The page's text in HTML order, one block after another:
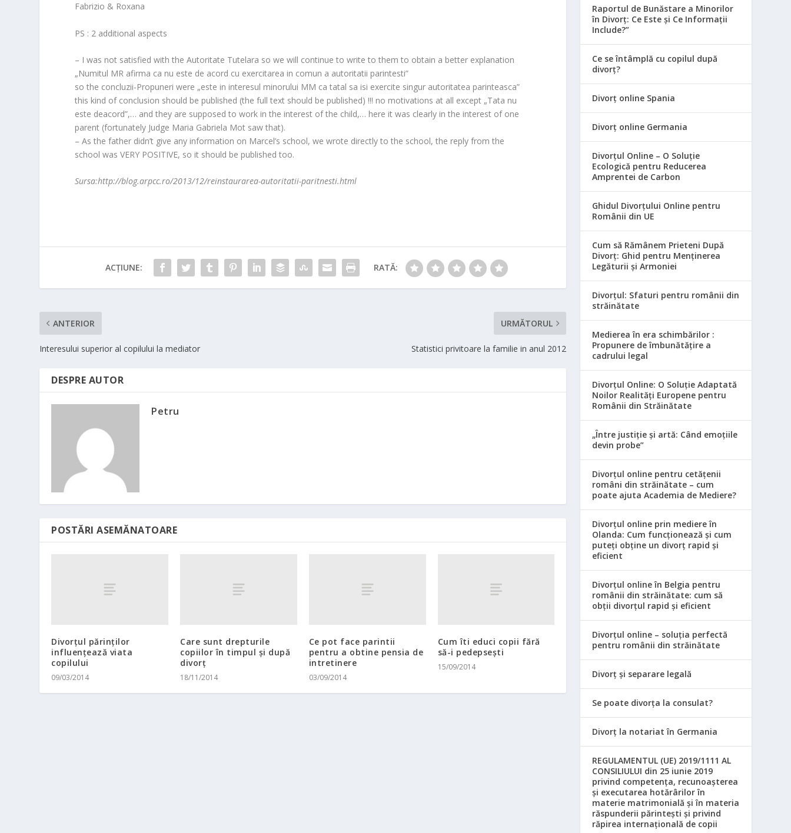
Fabrizio & Roxana
PS : 2 additional aspects
– I was not satisfied with the Autoritate Tutelara so we will continue to write to them to obtain a better explanation
„Numitul MR afirma ca nu este de acord cu exercitarea in comun a autoritatii parintesti”
so the concluzii-Propuneri were „este in interesul minorului MM ca tatal sa isi exercite singur autoritatea parinteasca”
this kind of conclusion should be published (the full text should be published) !!! no motivations at all except „Tata nu
este deacord”,… and they are supposed to work in the interest of the child,… here it was clearly in the interest of one
parent (fortunately Judge Maria Gabriela Mot saw that).
– As the father didn’t give any information on Marcel’s school, we wrote directly to the school, the reply from the
school was VERY POSITIVE, so it should be published too.
Sursa:http://blog.arpcc.ro/2013/12/reinstaurarea-autoritatii-paritnesti.html
ACȚIUNE: RATĂ:
ANTERIOR
Interesului superior al copilului la mediator
URMĂTORUL
Statistici privitoare la familie in anul 2012
DESPRE AUTOR
Petru
POSTĂRI ASEMĂNATOARE
Divorţul părinţilor
influenţează viata
copilului
09/03/2014
Care sunt drepturile
copiilor în timpul şi după
divorţ
18/11/2014
Ce pot face parintii
pentru a obtine pensia de
intretinere
03/09/2014
Cum îti educi copii fără
să-i pedepseşti
15/09/2014
Raportul de Bunăstare a Minorilor
în Divorț: Ce Este și Ce Informații
Include?”
Ce se întâmplă cu copilul după
divorț?
Divorț online Spania
Divorț online Germania
Divorțul Online – O Soluție
Ecologică pentru Reducerea
Amprentei de Carbon
Ghidul Divorțului Online pentru
Românii din UE
Cum să Rămânem Prieteni După
Divorț: Ghid pentru Menținerea
Legăturii și Armoniei
Divorțul: Sfaturi pentru românii din
străinătate
Medierea în era schimbărilor :
Propunere de îmbunătățire a
cadrului legal
Divorțul Online: O Soluție Adaptată
Noilor Realități Europene pentru
Românii din Străinătate
„Între justiție și artă: Când emoțiile
devin probe”
Divorțul online pentru cetățenii
români din străinătate – cum
poate ajuta Academia de Mediere?
Divorțul online prin mediere în
Olanda: Cum funcționează și cum
puteți obține un divorț rapid și
eficient
Divorțul online în Belgia pentru
românii din străinătate: cum să
obții divorțul rapid și eficient
Divorțul online – soluția perfectă
pentru românii din străinătate
Divorț și separare legală
Se poate divorța la consulat?
Divorț la notariat în Germania
REGULAMENTUL (UE) 2019/1111 AL
CONSILIULUI din 25 iunie 2019
privind competența, recunoașterea
și executarea hotărârilor în
materie matrimonială și în materia
răspunderii părintești și privind
răpirea internațională de copii